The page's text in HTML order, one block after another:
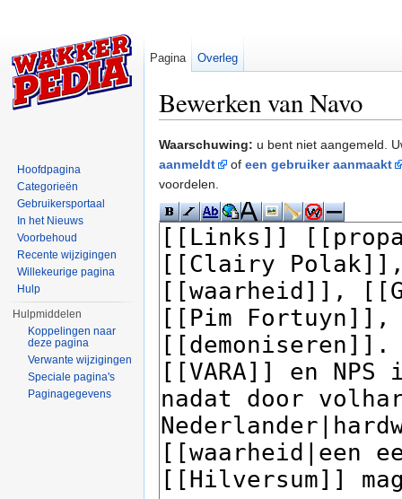
Bewerken van Navo
Waarschuwing: u bent niet aangemeld.
aanmeldt
of een gebruiker aanmaakt
voordelen.
Pagina Overleg
Hoofdpagina
Categorieën
Gebruikersportaal
In het Nieuws
Voorbehoud
Recente wijzigingen
Willekeurige pagina
Hulp
Hulpmiddelen
Koppelingen naar
deze pagina
Verwante wijzigingen
Speciale pagina's
Paginagegevens